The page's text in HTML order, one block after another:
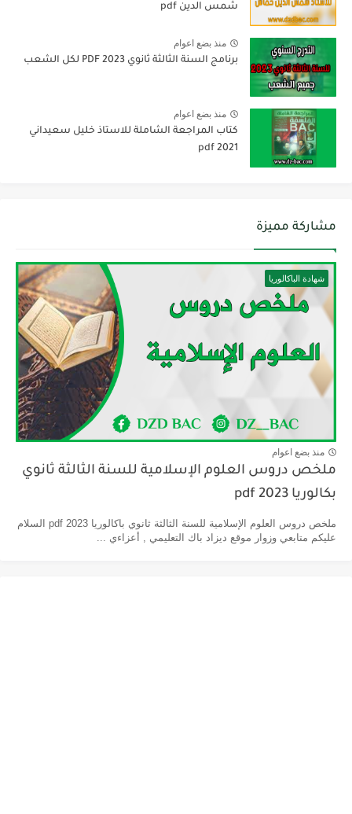
شمس الدين pdf
منذ بضع اعوام
برنامج السنة الثالثة ثانوي 2023 PDF لكل الشعب
منذ بضع اعوام
كتاب المراجعة الشاملة للاستاذ خليل سعيداني
2021 pdf
مشاركة مميزة
شهادة الباكالوريا
منذ بضع اعوام
ملخص دروس العلوم الإسلامية للسنة الثالثة ثانوي
بكالوريا pdf 2023
ملخص دروس العلوم الإسلامية للسنة الثالثة ثانوي باكالوريا pdf 2023 السلام
عليكم متابعي وزوار موقع ديزاد باك التعليمي , أعزاءي ...